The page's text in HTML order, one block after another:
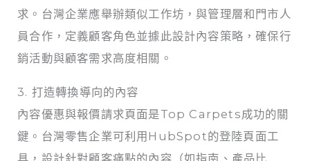
求。台灣企業應舉辦類似工作坊，與管理層和門市人
員合作，定義顧客角色並據此設計內容策略，確保行
銷活動與顧客需求高度相關。
3. 打造轉換導向的內容
內容優惠與報價請求頁面是Top Carpets成功的關
鍵。台灣零售企業可利用HubSpot的登陸頁面工
具，設計針對顧客痛點的內容（如指南、產品比